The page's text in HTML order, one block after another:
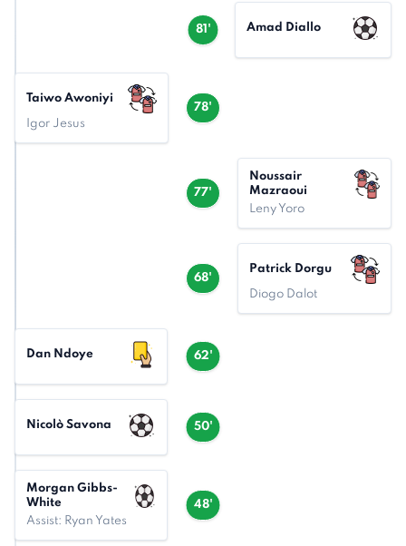
81' Amad Diallo
78'
Taiwo Awoniyi
Igor Jesus
77'
Noussair
Mazraoui
Leny Yoro
68'
Patrick Dorgu
Diogo Dalot
62'
Dan Ndoye
50'
Nicolò Savona
48'
Morgan Gibbs-
White
Assist: Ryan Yates